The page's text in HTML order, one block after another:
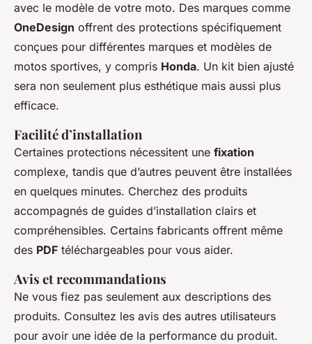
avec le modèle de votre moto. Des marques comme
OneDesign offrent des protections spécifiquement
conçues pour différentes marques et modèles de
motos sportives, y compris Honda. Un kit bien ajusté
sera non seulement plus esthétique mais aussi plus
efficace.
Facilité d’installation
Certaines protections nécessitent une fixation
complexe, tandis que d’autres peuvent être installées
en quelques minutes. Cherchez des produits
accompagnés de guides d’installation clairs et
compréhensibles. Certains fabricants offrent même
des PDF téléchargeables pour vous aider.
Avis et recommandations
Ne vous fiez pas seulement aux descriptions des
produits. Consultez les avis des autres utilisateurs
pour avoir une idée de la performance du produit.